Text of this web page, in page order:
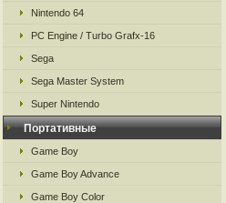
Nintendo 64
PC Engine / Turbo Grafx-16
Sega
Sega Master System
Super Nintendo
Портативные
Game Boy
Game Boy Advance
Game Boy Color